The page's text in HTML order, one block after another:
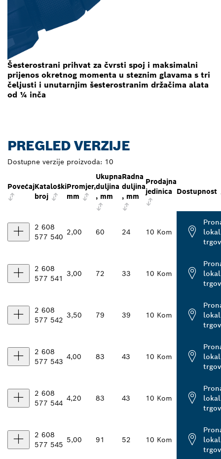
Šesterostrani prihvat za čvrsti spoj i maksimalni
prijenos okretnog momenta u steznim glavama s tri
čeljusti i unutarnjim šesterostranim držačima alata
od ¼ inča
PREGLED VERZIJE
Dostupne verzije proizvoda: 10
PovećajKataloški
broj
Promjer,
mm
Ukupna
duljina
, mm
Radna
duljina
, mm
Prodajna
jedinica Dostupnost
2 608
577 540
2,00 60 24 10 Kom
2 608
577 541
3,00 72 33 10 Kom
2 608
577 542
3,50 79 39 10 Kom
2 608
577 543
4,00 83 43 10 Kom
2 608
577 544
4,20 83 43 10 Kom
2 608
577 545
5,00 91 52 10 Kom